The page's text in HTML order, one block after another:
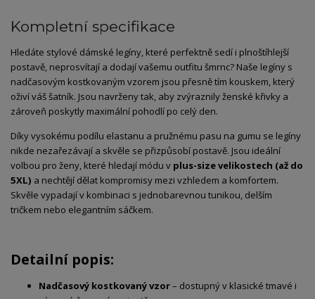
Kompletní specifikace
Hledáte stylové dámské legíny, které perfektně sedí i plnoštíhlejší
postavě, neprosvítají a dodají vašemu outfitu šmrnc? Naše legíny s
nadčasovým kostkovaným vzorem jsou přesně tím kouskem, který
oživí váš šatník. Jsou navrženy tak, aby zvýraznily ženské křivky a
zároveň poskytly maximální pohodlí po celý den.
Díky vysokému podílu elastanu a pružnému pasu na gumu se legíny
nikde nezařezávají a skvěle se přizpůsobí postavě. Jsou ideální
volbou pro ženy, které hledají módu v plus-size velikostech (až do
5XL) a nechtějí dělat kompromisy mezi vzhledem a komfortem.
Skvěle vypadají v kombinaci s jednobarevnou tunikou, delším
tričkem nebo elegantním sáčkem.
Detailní popis:
Nadčasový kostkovaný vzor– dostupný v klasické tmavé i